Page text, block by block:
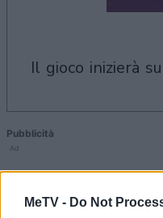
MeTV - Do Not
il gioco inizierà
Pubblicità
Ad
I giocatori di Jewel